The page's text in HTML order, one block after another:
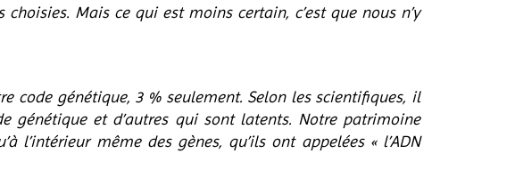
Mais ce qui est moins certain, c’est que nous n’y
code génétique, 3 % seulement. Selon les scientifiques, il
génétique et d’autres qui sont latents. Notre patrimoine
l’intérieur même des gènes, qu’ils ont appelées « l’ADN